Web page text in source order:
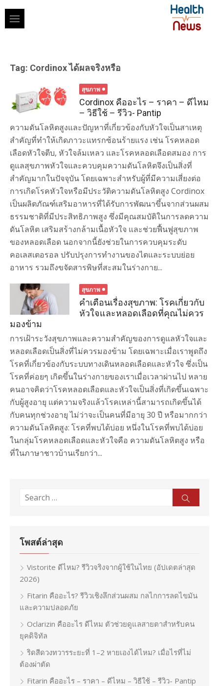
content
Tag: Cordinox ได้ผลจริงหรือ
สุขภาพ
Cordinox คืออะไร – ราคา – ดีไหม
– วิธีใช้ – รีวิว- Pantip
ความดันโลหิตสูงและปัญหาที่เกี่ยวข้องกับหัวใจเป็นสาเหตุ
สำคัญที่ทำให้เกิดภาวะแทรกซ้อนร้ายแรง เช่น โรคหลอด
เลือดหัวใจตีบ, หัวใจล้มเหลว และโรคหลอดเลือดสมอง การ
ดูแลสุขภาพหัวใจและควบคุมความดันโลหิตจึงเป็นสิ่งที่
สำคัญมากในปัจจุบัน โดยเฉพาะสำหรับผู้ที่มีความเสี่ยงต่อ
การเกิดโรคหัวใจหรือมีประวัติความดันโลหิตสูง Cordinox
เป็นผลิตภัณฑ์เสริมอาหารที่ได้รับการพัฒนาขึ้นจากส่วนผสม
ธรรมชาติที่มีประสิทธิภาพสูง ซึ่งมีคุณสมบัติในการลดความ
ดันโลหิต เสริมสร้างกล้ามเนื้อหัวใจ และช่วยฟื้นฟูสุขภาพ
ของหลอดเลือด นอกจากนี้ยังช่วยในการควบคุมระดับ
คอเลสเตอรอล ปรับปรุงการทำงานของไตและระบบย่อย
อาหาร รวมถึงขจัดสารพิษที่สะสมในร่างกาย...
สุขภาพ
คำเตือนเรื่องสุขภาพ: โรคเกี่ยวกับ
หัวใจและหลอดเลือดที่คุณไม่ควร
มองข้าม
การเฝ้าระวังสุขภาพและความสำคัญของการดูแลหัวใจและ
หลอดเลือดเป็นสิ่งที่ไม่ควรมองข้าม โดยเฉพาะเมื่อเราพูดถึง
โรคที่เกี่ยวข้องกับระบบทางเดินหลอดเลือดและหัวใจ ซึ่งเป็น
โรคที่ค่อยๆ เกิดขึ้นในร่างกายของเราเมื่อเวลาผ่านไป หลาย
คนอาจคิดว่าโรคหลอดเลือดและหัวใจเป็นสิ่งที่เกิดขึ้นเฉพาะ
กับผู้สูงอายุ แต่ความจริงแล้วโรคเหล่านี้สามารถเกิดขึ้นได้
กับคนทุกช่วงอายุ ไม่ว่าจะเป็นคนที่มีอายุ 30 ปี หรือมากกว่า
ความดันโลหิตสูง: โรคที่พบได้บ่อย หนึ่งในโรคที่พบได้บ่อย
ในกลุ่มโรคหลอดเลือดและหัวใจคือ ความดันโลหิตสูง หรือ
ที่ในภาษาชาวบ้านเรียกว่า...
Search
โพสต์ล่าสุด
Vistorite ดีไหม? รีวิวจริงจากผู้ใช้ในไทย (อัปเดตล่าสุด
2026)
Fitarin คืออะไร? รีวิวเชิงลึกส่วนผสม กลไกการลดไขมัน
และความปลอดภัย
Oclarizin คืออะไร ดีไหม ตัวช่วยดูแลสายตาสำหรับคน
ยุคดิจิทัล
ริดสีดวงทวารระยะที่ 1–2 หายเองได้ไหม? เมื่อไรที่ไม่
ต้องผ่าตัด
Fitarin คืออะไร – ราคา – ดีไหม – วิธีใช้ – รีวิว- Pantip